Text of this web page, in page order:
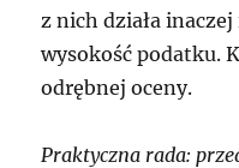
z nich działa
wysokość podatku.
odrębnej oceny.
Praktyczna rada: